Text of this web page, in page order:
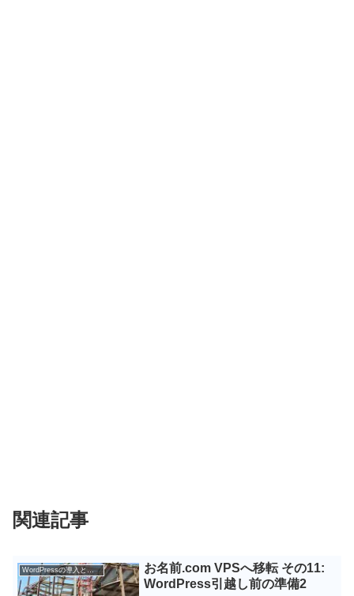
関連記事
WordPressの導入と設定
お名前.com VPSへ移転 その11:
WordPress引越し前の準備2